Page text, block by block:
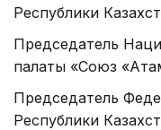
Республики
Председатель
палаты «Союз
Председатель
Республики